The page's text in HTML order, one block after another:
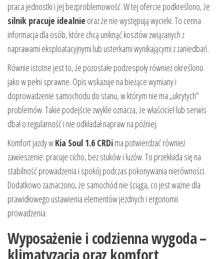
praca jednostki i jej bezproblemowość. W tej ofercie podkreślono, że
silnik pracuje idealnie oraz że nie występują wycieki. To cenna
informacja dla osób, które chcą uniknąć kosztów związanych z
naprawami eksploatacyjnymi lub usterkami wynikającymi z zaniedbań.
Równie istotne jest to, że pozostałe podzespoły również określono
jako w pełni sprawne. Opis wskazuje na bieżące wymiany i
doprowadzenie samochodu do stanu, w którym nie ma „ukrytych”
problemów. Takie podejście zwykle oznacza, że właściciel lub serwis
dbał o regularność i nie odkładał napraw na później.
Komfort jazdy wKia Soul 1.6 CRDima potwierdzać również
zawieszenie: pracuje cicho, bez stuków i luzów. To przekłada się na
stabilność prowadzenia i spokój podczas pokonywania nierówności.
Dodatkowo zaznaczono, że samochód nie ściąga, co jest ważne dla
prawidłowego ustawienia elementów jezdnych i ergonomii
prowadzenia.
Wyposażenie i codzienna wygoda –
klimatyzacja oraz komfort